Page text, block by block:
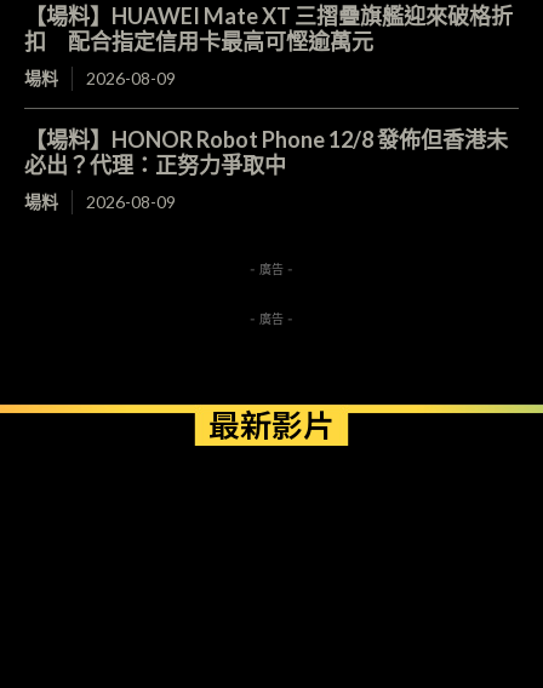
【場料】HUAWEI Mate XT 三摺疊旗艦迎來破格折
扣 配合指定信用卡最高可慳逾萬元
場料 2026-08-09
【場料】HONOR Robot Phone 12/8 發佈但香港未
必出？代理：正努力爭取中
場料 2026-08-09
- 廣告 -
- 廣告 -
最新影片